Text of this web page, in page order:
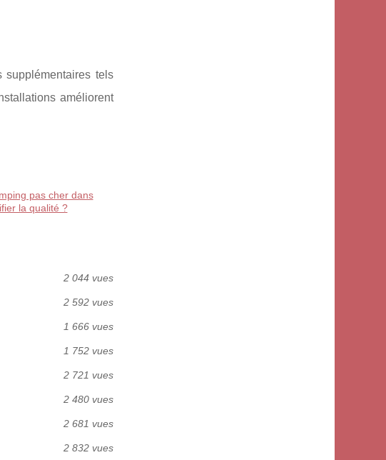
supplémentaires tels
améliorent
pas cher dans
la qualité ?
2 044 vues
2 592 vues
1 666 vues
1 752 vues
2 721 vues
2 480 vues
2 681 vues
2 832 vues